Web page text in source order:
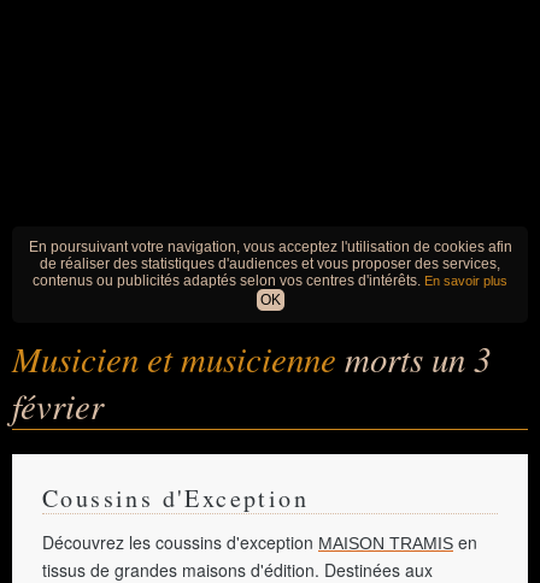
En poursuivant votre navigation, vous acceptez l'utilisation de cookies afin
de réaliser des statistiques d'audiences et vous proposer des services,
contenus ou publicités adaptés selon vos centres d'intérêts. En savoir plus
OK
Musicien et musicienne morts un 3
février
Coussins d'Exception
Découvrez les coussins d'exception MAISON TRAMIS en
tissus de grandes maisons d'édition. Destinées aux